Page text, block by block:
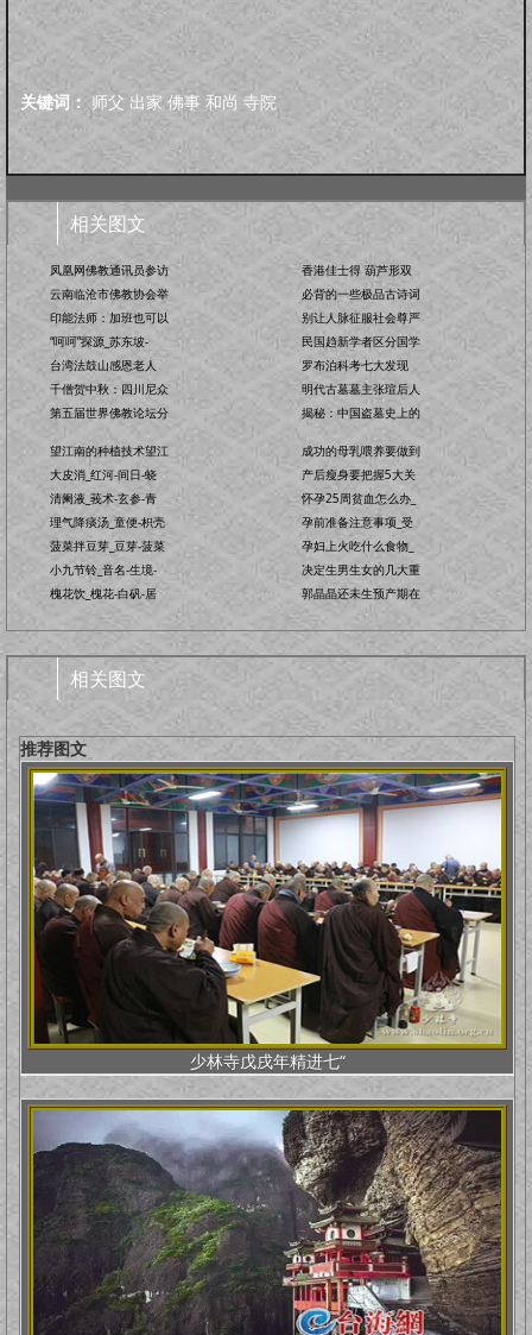
关键词： 师父 出家 佛事 和尚 寺院
相关图文
凤凰网佛教通讯员参访
云南临沧市佛教协会举
印能法师：加班也可以
“呵呵”探源_苏东坡-
台湾法鼓山感恩老人
千僧贺中秋：四川尼众
第五届世界佛教论坛分
香港佳士得 葫芦形双
必背的一些极品古诗词
别让人脉征服社会尊严
民国趋新学者区分国学
罗布泊科考七大发现
明代古墓墓主张瑄后人
揭秘：中国盗墓史上的
望江南的种植技术望江
大皮消_红河-间日-蛲
清阑液_莪术-玄参-青
理气降痰汤_童便-枳壳
菠菜拌豆芽_豆芽-菠菜
小九节铃_音名-生境-
槐花饮_槐花-白矾-居
成功的母乳喂养要做到
产后瘦身要把握5大关
怀孕25周贫血怎么办_
孕前准备注意事项_受
孕妇上火吃什么食物_
决定生男生女的几大重
郭晶晶还未生预产期在
相关图文
推荐图文
少林寺戊戌年精进七“